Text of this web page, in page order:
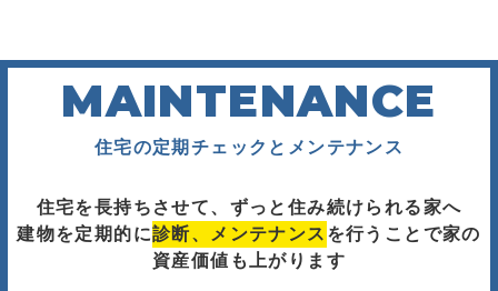
MAINTENANCE
住宅の定期チェックとメンテナンス
住宅を長持ちさせて、ずっと住み続けられる家へ
建物を定期的に診断、メンテナンス を行うことで家の
資産価値も上がります